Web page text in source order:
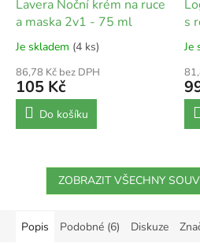
Lavera Noční krém na ruce
a maska 2v1 - 75 ml
Je skladem (4 ks)
86,78 Kč bez DPH
105 Kč
Do košíku
s
Je
ZOBRAZIT VŠECHNY
Popis Podobné (6) Diskuze